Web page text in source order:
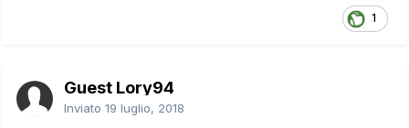
1
Guest Lory94
Inviato 19 luglio, 2018